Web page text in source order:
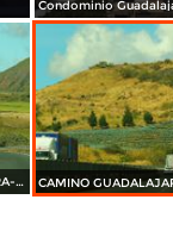
CAMINO GUADALAJARA---PUERTO VALLARTA 2014